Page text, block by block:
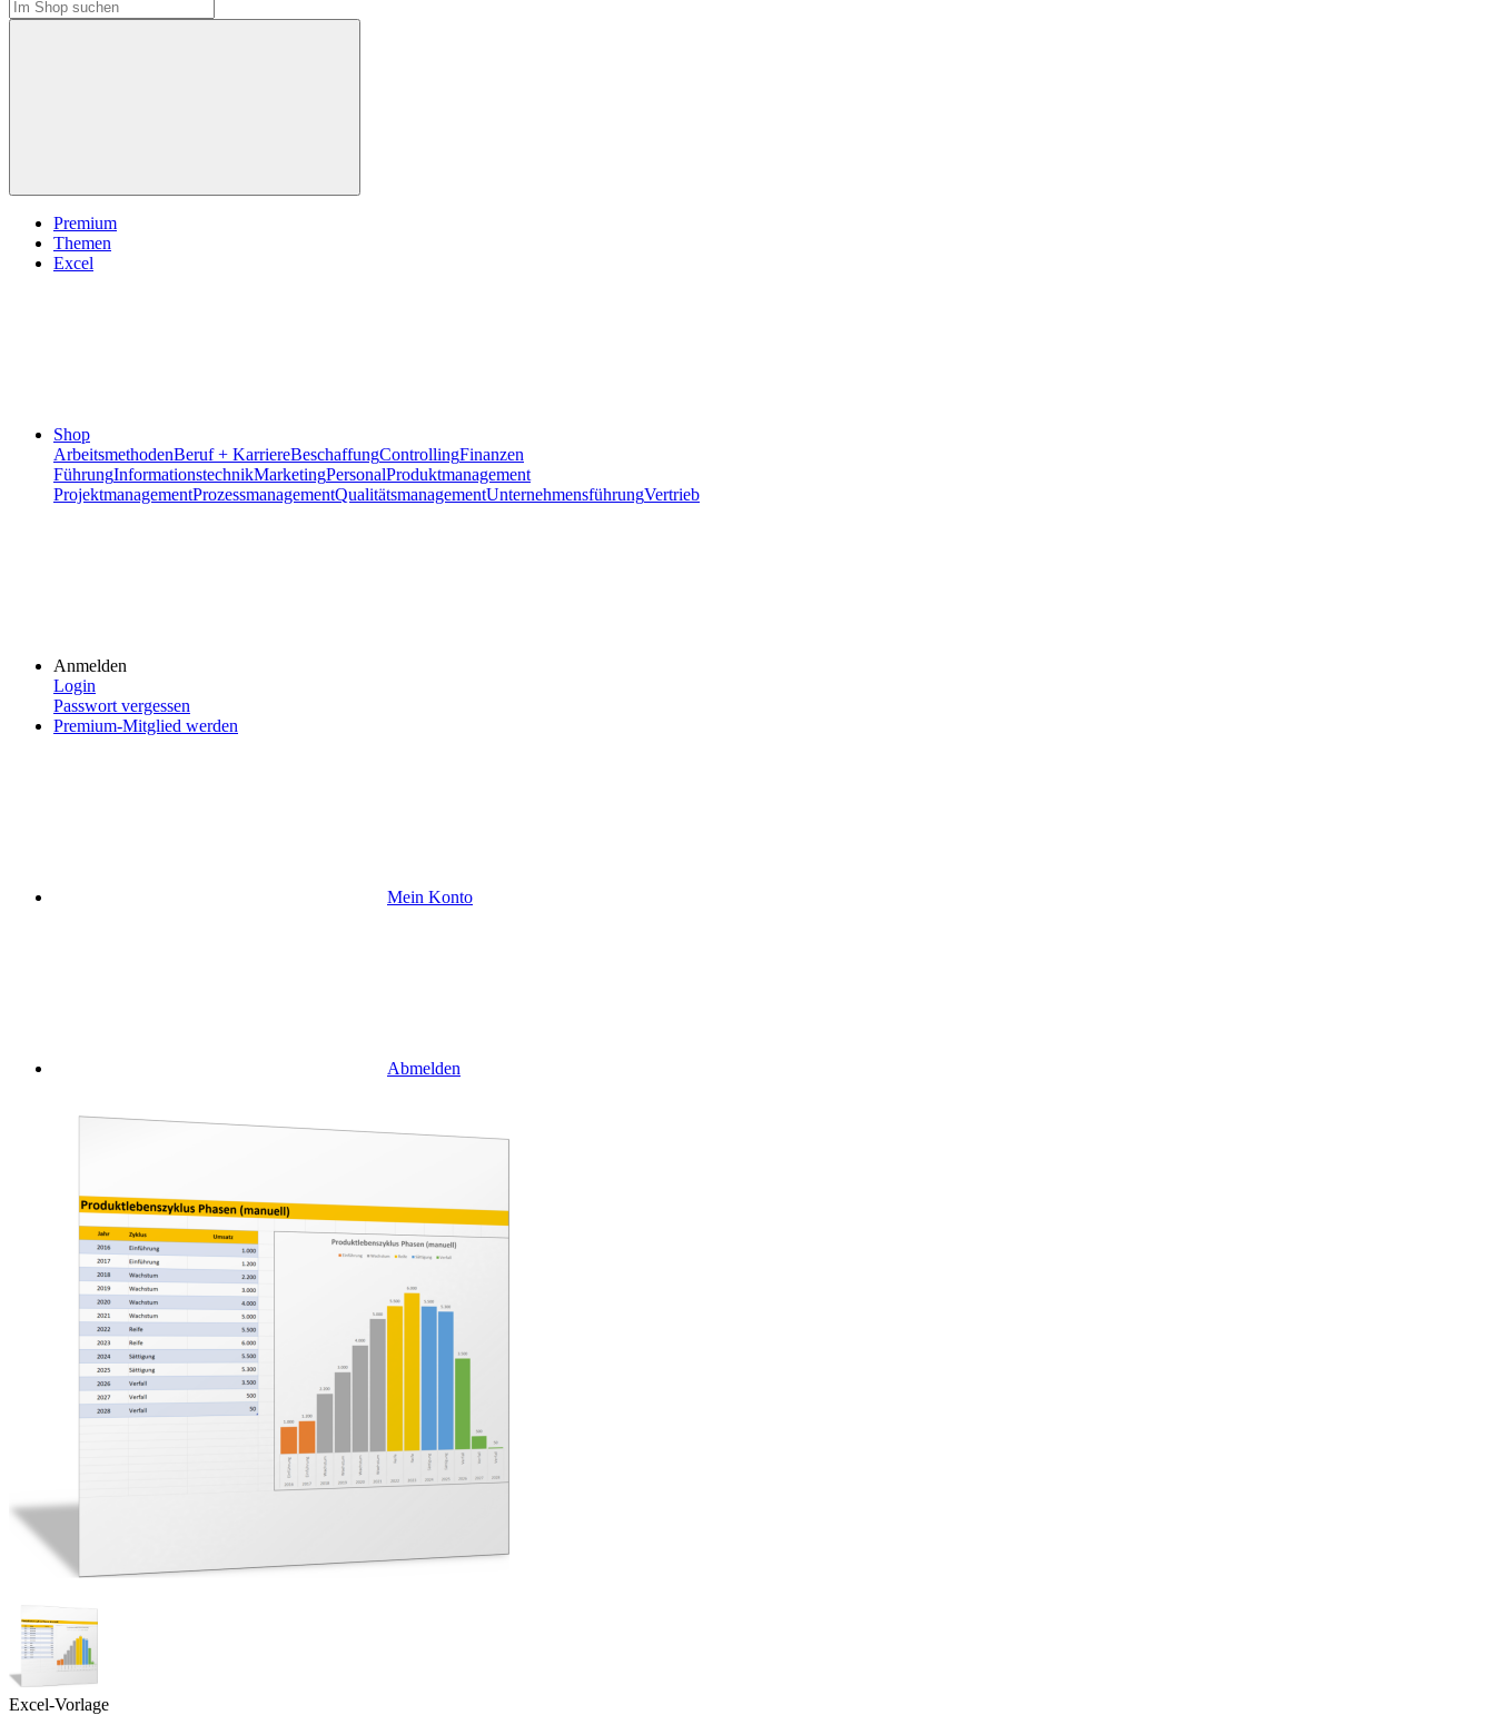
Premium
Themen
Excel
Shop
ArbeitsmethodenBeruf + KarriereBeschaffungControllingFinanzen
FührungInformationstechnikMarketingPersonalProduktmanagement
ProjektmanagementProzessmanagementQualitätsmanagementUnternehmensführungVertrieb
Anmelden
Login
Passwort vergessen
Premium-Mitglied werden
Mein Konto
Abmelden
Excel-Vorlage